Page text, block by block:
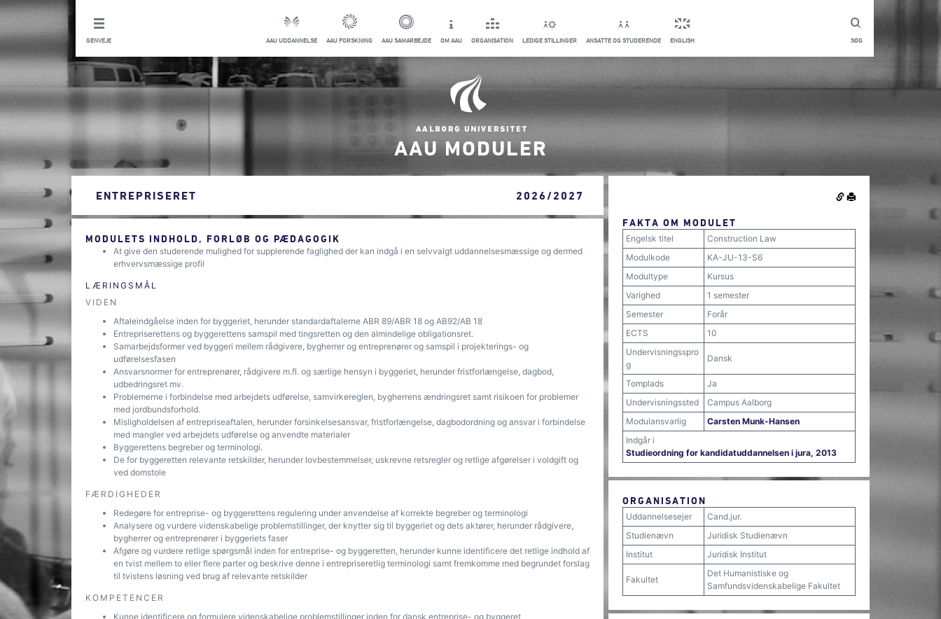
SØG
GENVEJE AAU UDDANNELSE AAU FORSKNING AAU SAMARBEJDE OM AAU ORGANISATION LEDIGE STILLINGER ANSATTE OG STUDERENDE ENGLISH
AAU MODULER
ENTREPRISERET 2026/2027
MODULETS INDHOLD, FORLØB OG PÆDAGOGIK
At give den studerende mulighed for supplerende faglighed der kan indgå i en selvvalgt uddannelsesmæssige og dermed
erhvervsmæssige profil
LÆRINGSMÅL
VIDEN
Aftaleindgåelse inden for byggeriet, herunder standardaftalerne ABR 89/ABR 18 og AB92/AB 18
Entrepriserettens og byggerettens samspil med tingsretten og den almindelige obligationsret.
Samarbejdsformer ved byggeri mellem rådgivere, bygherrer og entreprenører og samspil i projekterings- og
udførelsesfasen
Ansvarsnormer for entreprenører, rådgivere m.fl. og særlige hensyn i byggeriet, herunder fristforlængelse, dagbod,
udbedringsret mv.
Problemerne i forbindelse med arbejdets udførelse, samvirkereglen, bygherrens ændringsret samt risikoen for problemer
med jordbundsforhold.
Misligholdelsen af entrepriseaftalen, herunder forsinkelsesansvar, fristforlængelse, dagbodordning og ansvar i forbindelse
med mangler ved arbejdets udførelse og anvendte materialer
Byggerettens begreber og terminologi.
De for byggeretten relevante retskilder, herunder lovbestemmelser, uskrevne retsregler og retlige afgørelser i voldgift og
ved domstole
FÆRDIGHEDER
Redegøre for entreprise- og byggerettens regulering under anvendelse af korrekte begreber og terminologi
Analysere og vurdere videnskabelige problemstillinger, der knytter sig til byggeriet og dets aktører, herunder rådgivere,
bygherrer og entreprenører i byggeriets faser
Afgøre og vurdere retlige spørgsmål inden for entreprise- og byggeretten, herunder kunne identificere det retlige indhold af
en tvist mellem to eller flere parter og beskrive denne i entrepriseretlig terminologi samt fremkomme med begrundet forslag
til tvistens løsning ved brug af relevante retskilder
KOMPETENCER
Kunne identificere og formulere videnskabelige problemstillinger inden for dansk entreprise- og byggeret
FAKTA OM MODULET
Engelsk titel
Construction Law
Modulkode
KA-JU-13-S6
Modultype
Kursus
Varighed
1 semester
Semester
Forår
ECTS
10
Undervisningsspro
g
Dansk
Tomplads
Ja
Undervisningssted
Campus Aalborg
Modulansvarlig
Carsten Munk-Hansen
Indgår i
Studieordning for kandidatuddannelsen i jura, 2013
ORGANISATION
Uddannelsesejer
Cand.jur.
Studienævn
Juridisk Studienævn
Institut
Juridisk Institut
Fakultet
Det Humanistiske og
Samfundsvidenskabelige Fakultet